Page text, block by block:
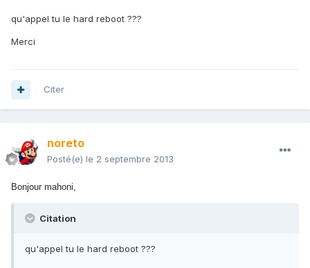
qu'appel tu le hard reboot ???
Merci
Citer
noreto
Posté(e) le 2 septembre 2013
Bonjour mahoni,
Citation
qu'appel tu le hard reboot ???